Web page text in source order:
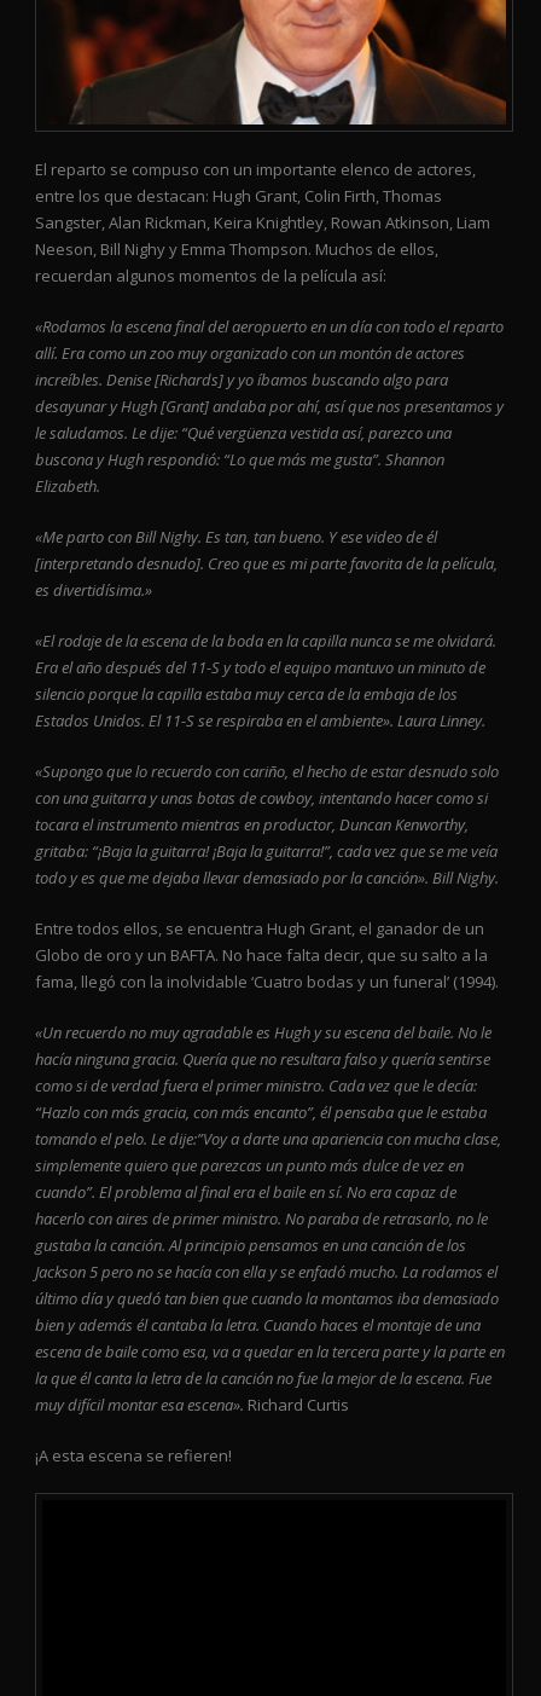
El reparto se compuso con un importante elenco de actores,
entre los que destacan: Hugh Grant, Colin Firth, Thomas
Sangster, Alan Rickman, Keira Knightley, Rowan Atkinson, Liam
Neeson, Bill Nighy y Emma Thompson. Muchos de ellos,
recuerdan algunos momentos de la película así:
«Rodamos la escena final del aeropuerto en un día con todo el reparto
allí. Era como un zoo muy organizado con un montón de actores
increíbles. Denise [Richards] y yo íbamos buscando algo para
desayunar y Hugh [Grant] andaba por ahí, así que nos presentamos y
le saludamos. Le dije: “Qué vergüenza vestida así, parezco una
buscona y Hugh respondió: “Lo que más me gusta”. Shannon
Elizabeth.
«Me parto con Bill Nighy. Es tan, tan bueno. Y ese video de él
[interpretando desnudo]. Creo que es mi parte favorita de la película,
es divertidísima.»
«El rodaje de la escena de la boda en la capilla nunca se me olvidará.
Era el año después del 11-S y todo el equipo mantuvo un minuto de
silencio porque la capilla estaba muy cerca de la embaja de los
Estados Unidos. El 11-S se respiraba en el ambiente». Laura Linney.
«Supongo que lo recuerdo con cariño, el hecho de estar desnudo solo
con una guitarra y unas botas de cowboy, intentando hacer como si
tocara el instrumento mientras en productor, Duncan Kenworthy,
gritaba: “¡Baja la guitarra! ¡Baja la guitarra!”, cada vez que se me veía
todo y es que me dejaba llevar demasiado por la canción». Bill Nighy.
Entre todos ellos, se encuentra Hugh Grant, el ganador de un
Globo de oro y un BAFTA. No hace falta decir, que su salto a la
fama, llegó con la inolvidable ‘Cuatro bodas y un funeral’ (1994).
«Un recuerdo no muy agradable es Hugh y su escena del baile. No le
hacía ninguna gracia. Quería que no resultara falso y quería sentirse
como si de verdad fuera el primer ministro. Cada vez que le decía:
“Hazlo con más gracia, con más encanto”, él pensaba que le estaba
tomando el pelo. Le dije:”Voy a darte una apariencia con mucha clase,
simplemente quiero que parezcas un punto más dulce de vez en
cuando”. El problema al final era el baile en sí. No era capaz de
hacerlo con aires de primer ministro. No paraba de retrasarlo, no le
gustaba la canción. Al principio pensamos en una canción de los
Jackson 5 pero no se hacía con ella y se enfadó mucho. La rodamos el
último día y quedó tan bien que cuando la montamos iba demasiado
bien y además él cantaba la letra. Cuando haces el montaje de una
escena de baile como esa, va a quedar en la tercera parte y la parte en
la que él canta la letra de la canción no fue la mejor de la escena. Fue
muy difícil montar esa escena». Richard Curtis
¡A esta escena se refieren!